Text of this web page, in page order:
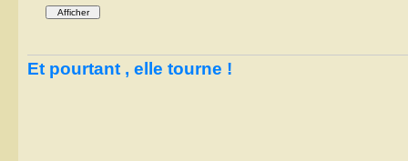
Et pourtant , elle tourne !